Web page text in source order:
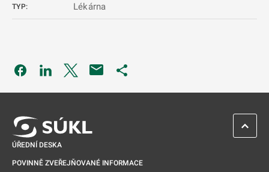
TYP: Lékárna
Odkaz se otevře na nové kartě
Odkaz se otevře na nové kartě
Odkaz se otevře na nové kartě
ÚŘEDNÍ DESKA
POVINNĚ ZVEŘEJŇOVANÉ INFORMACE
ZPĚT